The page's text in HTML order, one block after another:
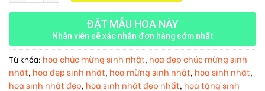
ĐẶT MẪU HOA NÀY
Nhân viên sẽ xác nhận đơn hàng sớm nhất
Từ khóa: hoa chúc mừng sinh nhật, hoa đẹp chúc mừng sinh
nhật, hoa đẹp sinh nhật, hoa mừng sinh nhật, hoa sinh nhật,
hoa sinh nhật đẹp, hoa sinh nhật đẹp nhất, hoa tặng sinh